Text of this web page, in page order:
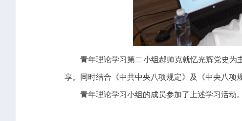
青年理论学习第二小组郝帅克就忆光辉党史为
享。同时结合《中共中央八项规定》及《中央八项
青年理论学习小组的成员参加了上述学习活动。